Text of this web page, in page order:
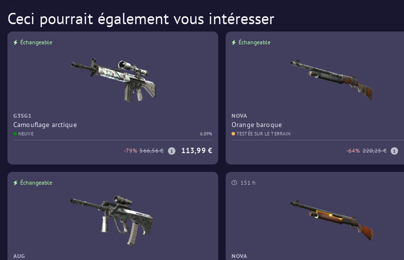
Ceci pourrait également vous intéresser
Échangeable
G3SG1
Camouflage arctique
NEUVE 6.89%
-79% 566,56 € 113,99 €
Échangeable
NOVA
Orange baroque
TESTÉE SUR LE TERRAIN
-64% 220,25 €
Échangeable
AUG
151 h
NOVA